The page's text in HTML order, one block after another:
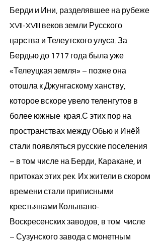
Берди и Ини, разделявшее на рубеже
XVII-XVIII веков земли Русского
царства и Телеутского улуса. За
Бердью до 1717 года была уже
«Телеуцкая земля» – позже она
отошла к Джунгаскому ханству,
которое вскоре увело теленгутов в
более южные края.​С этих пор на
пространствах между Обью и Инёй
стали появляться русские поселения
– в том числе на Берди, Каракане, и
притоках этих рек. Их жители в скором
времени стали приписными
крестьянами Колывано-
Воскресенских заводов, в том числе
– Сузунского завода с монетным